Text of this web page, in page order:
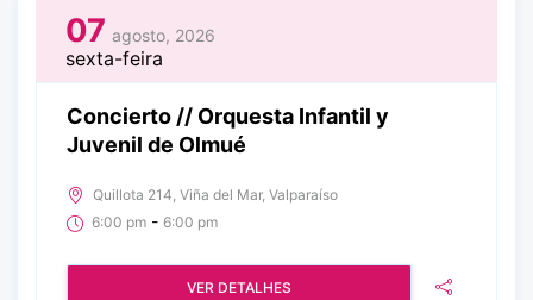
07 agosto, 2026
sexta-feira
Concierto // Orquesta Infantil y
Juvenil de Olmué
Quillota 214, Viña del Mar, Valparaíso
6:00 pm - 6:00 pm
VER DETALHES